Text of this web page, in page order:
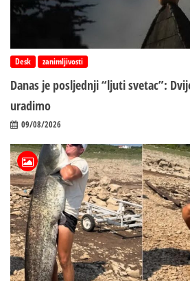
Desk zanimljivosti
Danas je posljednji “ljuti svetac”:
uradimo
09/08/2026